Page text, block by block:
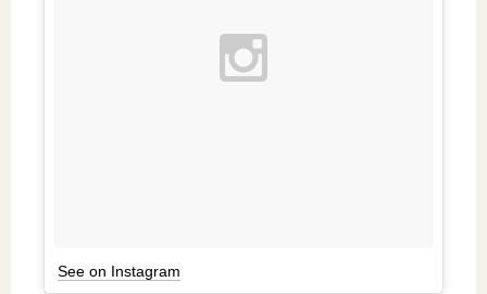
See on Instagram